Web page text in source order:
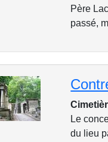
Père
passé,
Le
du lieu